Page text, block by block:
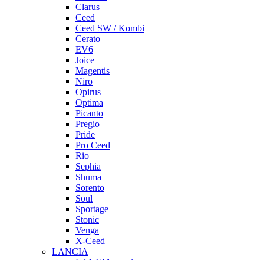
Clarus
Ceed
Ceed SW / Kombi
Cerato
EV6
Joice
Magentis
Niro
Opirus
Optima
Picanto
Pregio
Pride
Pro Ceed
Rio
Sephia
Shuma
Sorento
Soul
Sportage
Stonic
Venga
X-Ceed
LANCIA